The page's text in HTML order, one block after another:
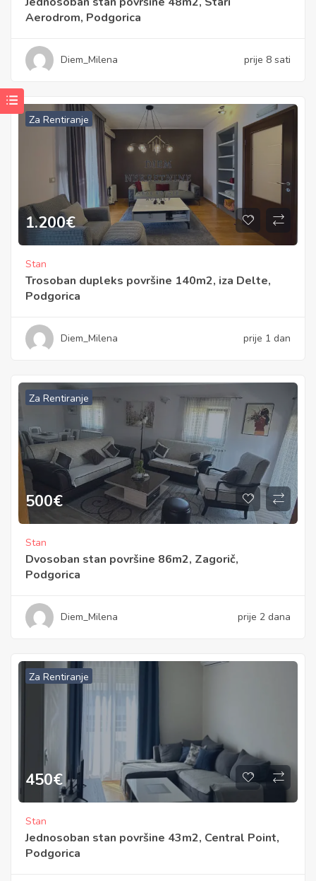
Aerodrom, Podgorica
Diem_Milena prije 8 sati
Za Rentiranje
1.200€
Stan
Trosoban dupleks površine 140m2, iza Delte,
Podgorica
Diem_Milena prije 1 dan
Za Rentiranje
500€
Stan
Dvosoban stan površine 86m2, Zagorič,
Podgorica
Diem_Milena prije 2 dana
Za Rentiranje
450€
Stan
Jednosoban stan površine 43m2, Central Point,
Podgorica